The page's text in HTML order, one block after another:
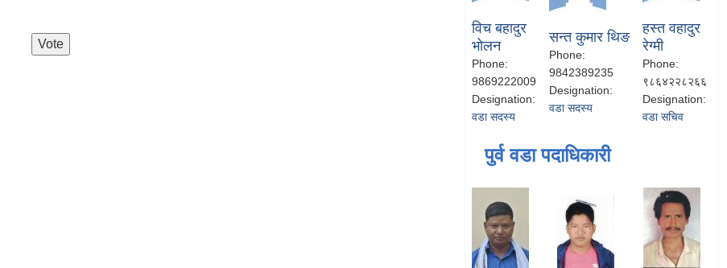
विच बहादुर
भोलन
Phone:
9869222009
Designation:
वडा सदस्य
सन्त कुमार थिङ
Phone:
9842389235
Designation:
वडा सदस्य
हस्त वहादुर
रेग्मी
Phone:
९८६४२२८२६६
Designation:
वडा सचिव
पुर्व वडा पदाधिकारी